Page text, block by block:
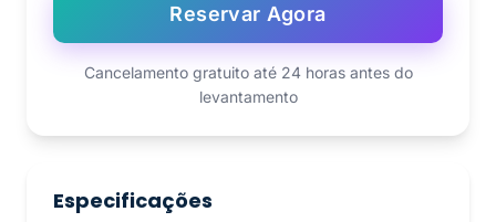
Reservar Agora
Cancelamento gratuito até 24 horas antes do
levantamento
Especificações